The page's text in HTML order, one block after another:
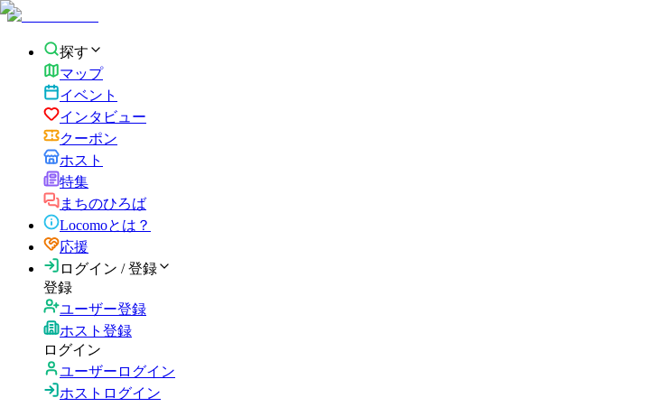
探す
マップ
イベント
インタビュー
クーポン
ホスト
特集
まちのひろば
Locomoとは？
応援
ログイン / 登録
登録
ユーザー登録
ホスト登録
ログイン
ユーザーログイン
ホストログイン